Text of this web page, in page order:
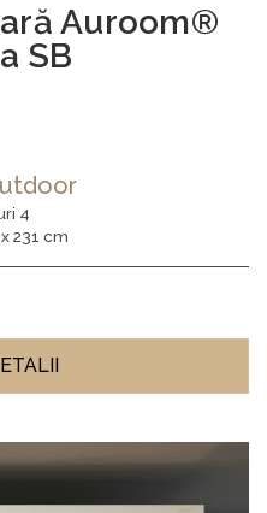
Auroom®
SB
4
231 cm